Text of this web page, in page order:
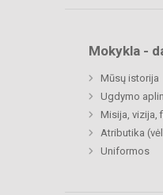
Mokykla -
Mūsų istorija
Ugdymo
Misija, vizija,
Atributika
Uniformos